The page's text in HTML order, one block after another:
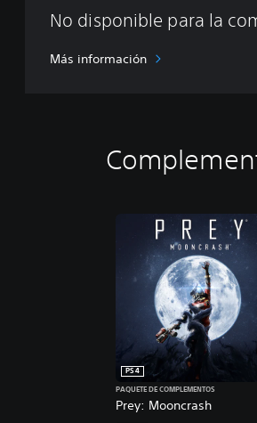
No disponible para la
Más información
Prey: Mooncrash
PS4
PAQUETE DE COMPLEMENTOS